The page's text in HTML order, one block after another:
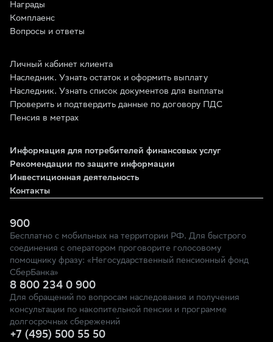
Награды
Комплаенс
Вопросы и ответы
Личный кабинет клиента
Наследник. Узнать остаток и оформить выплату
Наследник. Узнать список документов для выплаты
Проверить и подтвердить данные по договору ПДС
Пенсия в метрах
Информация для потребителей финансовых услуг
Рекомендации по защите информации
Инвестиционная деятельность
Контакты
900
Бесплатно с мобильных на территории РФ. Для быстрого
соединения с оператором проговорите голосовому
помощнику фразу: «Негосударственный пенсионный фонд
СберБанка»
8 800 234 0 900
Для обращений по вопросам наследования и получения
консультации по накопительной пенсии и программе
долгосрочных сбережений
+7 (495) 500 55 50